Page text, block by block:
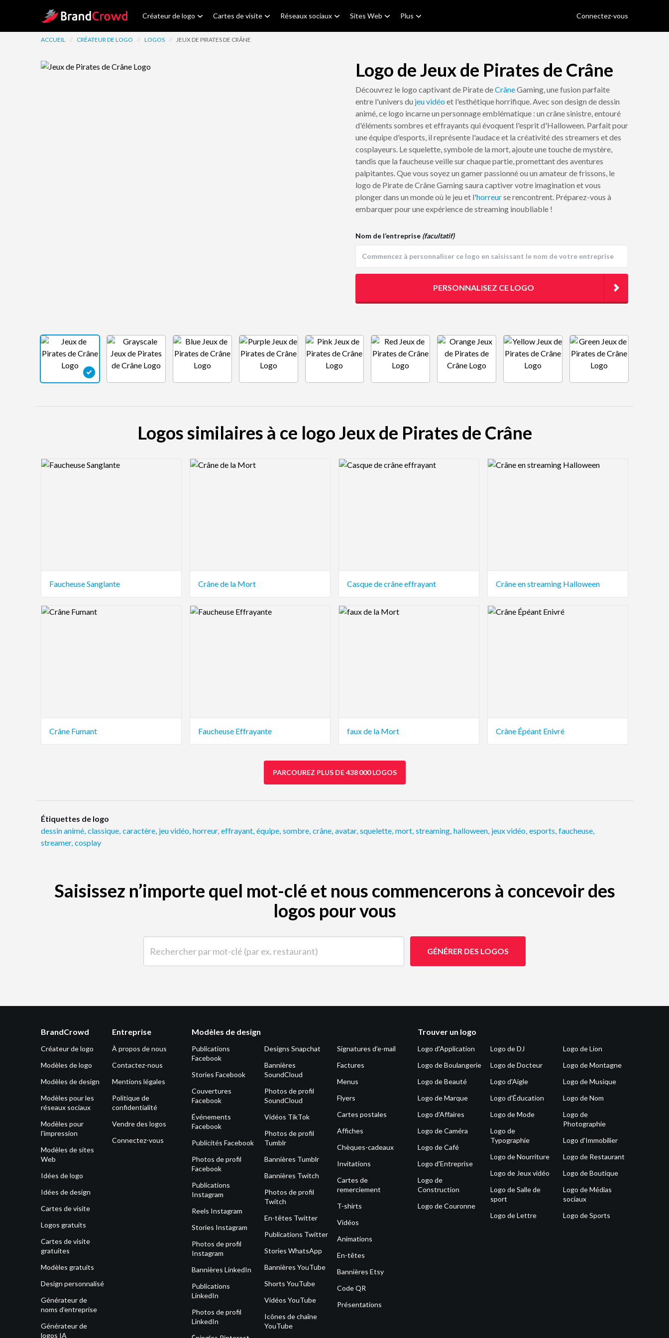
Site Logo Créateur de logo Cartes de visite Réseaux sociaux Sites Web Plus Connectez-vous
ACCUEIL // CRÉATEUR DE LOGO // LOGOS // JEUX DE PIRATES DE CRÂNE
Logo de Jeux de Pirates de Crâne
Découvrez le logo captivant de Pirate deCrâneGaming, une fusion parfaite
entre l'univers du jeu vidéoet l'esthétique horrifique. Avec son design de dessin
animé, ce logo incarne un personnage emblématique : un crâne sinistre, entouré
d'éléments sombres et effrayants qui évoquent l'esprit d'Halloween. Parfait pour
une équipe d'esports, il représente l'audace et la créativité des streamers et des
cosplayeurs. Le squelette, symbole de la mort, ajoute une touche de mystère,
tandis que la faucheuse veille sur chaque partie, promettant des aventures
palpitantes. Que vous soyez un gamer passionné ou un amateur de frissons, le
logo de Pirate de Crâne Gaming saura captiver votre imagination et vous
plonger dans un monde où le jeu et l'horreurse rencontrent. Préparez-vous à
embarquer pour une expérience de streaming inoubliable !
Nom de l’entreprise (facultatif)
PERSONNALISEZ CE LOGO
Logos similaires à ce logo Jeux de Pirates de Crâne
Logo Preview Image
Faucheuse Sanglante
Logo Preview Image
Crâne de la Mort
Logo Preview Image
Casque de crâne effrayant
Logo Preview Image
Crâne en streaming Halloween
Logo Preview Image
Crâne Fumant
Logo Preview Image
Faucheuse Effrayante
Logo Preview Image
faux de la Mort
Logo Preview Image
Crâne Épéant Enivré
PARCOUREZ PLUS DE 438 000 LOGOS
Étiquettes de logo
dessin animé, classique, caractère, jeu vidéo, horreur, effrayant, équipe, sombre, crâne, avatar, squelette, mort, streaming, halloween, jeux vidéo, esports, faucheuse,
streamer, cosplay
Saisissez n’importe quel mot-clé et nous commencerons à concevoir des
logos pour vous
GÉNÉRER DES LOGOS
BrandCrowd
Créateur de logo
Modèles de logo
Modèles de design
Modèles pour les
réseaux sociaux
Modèles pour
l'impression
Modèles de sites
Web
Idées de logo
Idées de design
Cartes de visite
Logos gratuits
Cartes de visite
gratuites
Modèles gratuits
Design personnalisé
Générateur de
noms d’entreprise
Générateur de
logos IA
Entreprise
À propos de nous
Contactez-nous
Mentions légales
Politique de
confidentialité
Vendre des logos
Connectez-vous
Modèles de design
Publications
Facebook
Stories Facebook
Couvertures
Facebook
Événements
Facebook
Publicités Facebook
Photos de profil
Facebook
Publications
Instagram
Reels Instagram
Stories Instagram
Photos de profil
Instagram
Bannières LinkedIn
Publications
LinkedIn
Photos de profil
LinkedIn
Designs Snapchat
Bannières
SoundCloud
Photos de profil
SoundCloud
Vidéos TikTok
Photos de profil
Tumblr
Bannières Tumblr
Bannières Twitch
Photos de profil
Twitch
En-têtes Twitter
Publications Twitter
Stories WhatsApp
Bannières YouTube
Shorts YouTube
Vidéos YouTube
Icônes de chaîne
YouTube
Signatures d’e-mail
Factures
Menus
Flyers
Cartes postales
Affiches
Chèques-cadeaux
Invitations
Cartes de
remerciement
T-shirts
Vidéos
Animations
En-têtes
Bannières Etsy
Code QR
Présentations
Trouver un logo
Logo d'Application
Logo de Boulangerie
Logo de Beauté
Logo de Marque
Logo d'Affaires
Logo de Caméra
Logo de Café
Logo d'Entreprise
Logo de
Construction
Logo de Couronne
Logo de DJ
Logo de Docteur
Logo d'Aigle
Logo d'Éducation
Logo de Mode
Logo de
Typographie
Logo de Nourriture
Logo de Jeux vidéo
Logo de Salle de
sport
Logo de Lettre
Logo de Lion
Logo de Montagne
Logo de Musique
Logo de Nom
Logo de
Photographie
Logo d'Immobilier
Logo de Restaurant
Logo de Boutique
Logo de Médias
sociaux
Logo de Sports